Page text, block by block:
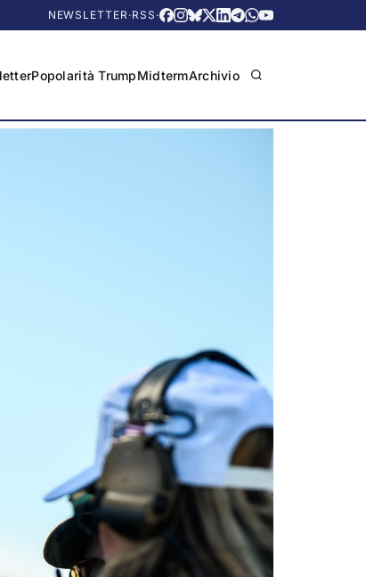
NEWSLETTER·RSS ·
Popolarità TrumpMidtermArchivio